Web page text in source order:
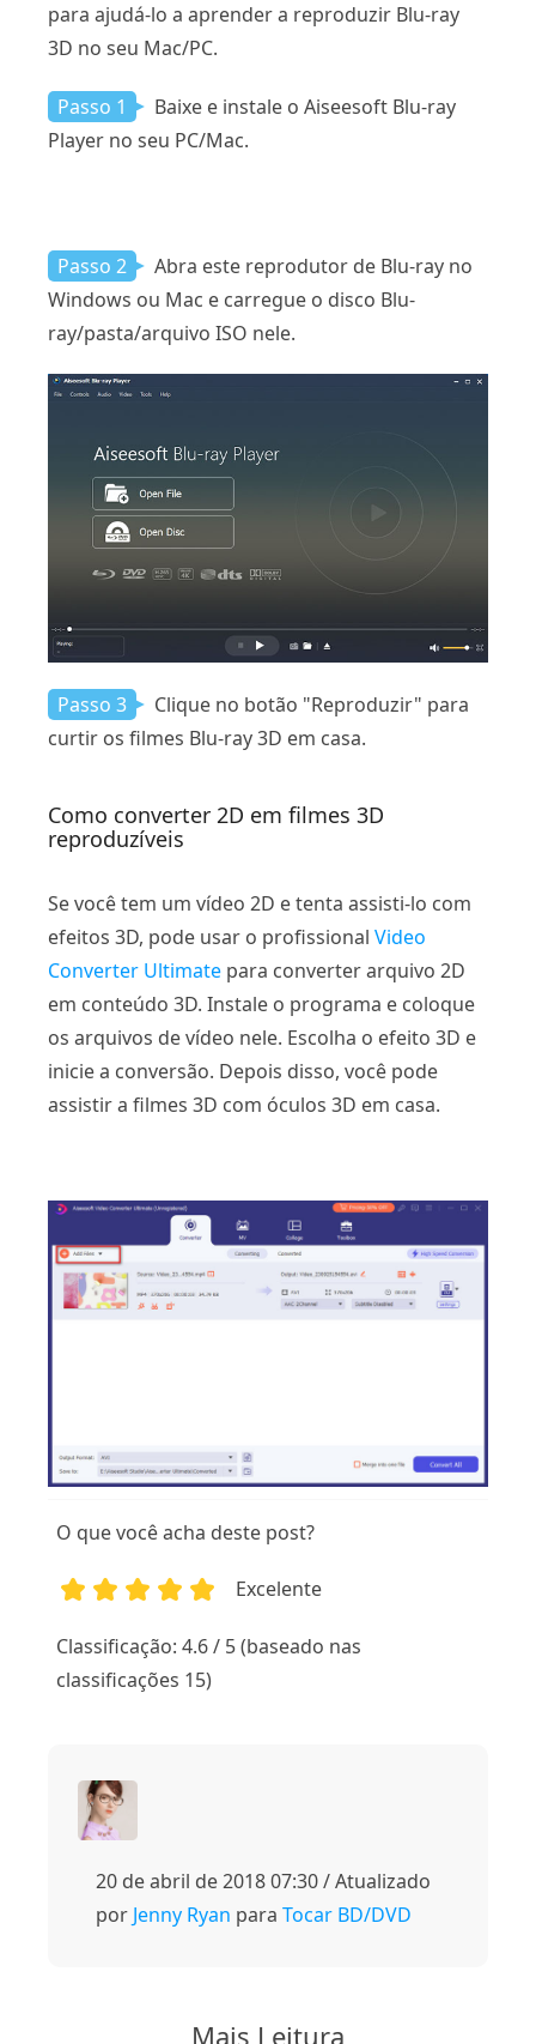
para ajudá-lo a aprender a reproduzir Blu-ray
3D no seu Mac/PC.
Passo 1
Baixe e instale o Aiseesoft Blu-ray
Player no seu PC/Mac.
Passo 2
Abra este reprodutor de Blu-ray no
Windows ou Mac e carregue o disco Blu-
ray/pasta/arquivo ISO nele.
Passo 3
Clique no botão "Reproduzir" para
curtir os filmes Blu-ray 3D em casa.
Como converter 2D em filmes 3D
reproduzíveis
Se você tem um vídeo 2D e tenta assisti-lo com
efeitos 3D, pode usar o profissional Video
Converter Ultimate para converter arquivo 2D
em conteúdo 3D. Instale o programa e coloque
os arquivos de vídeo nele. Escolha o efeito 3D e
inicie a conversão. Depois disso, você pode
assistir a filmes 3D com óculos 3D em casa.
O que você acha deste post?
Excelente
Classificação: 4.6 / 5 (baseado nas
classificações 15)
20 de abril de 2018 07:30 / Atualizado
por Jenny Ryan para Tocar BD/DVD
Mais Leitura